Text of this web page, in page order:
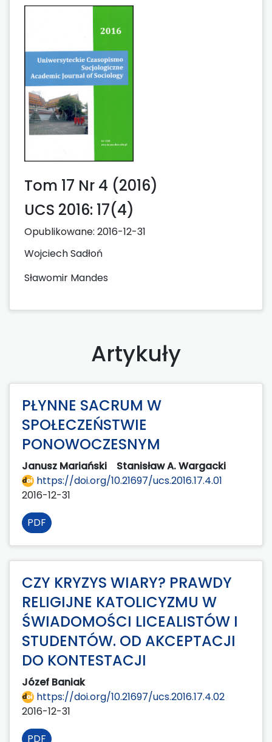
Tom 17 Nr 4 (2016)
UCS 2016: 17(4)
Opublikowane: 2016-12-31
Wojciech Sadłoń
Sławomir Mandes
Artykuły
PŁYNNE SACRUM W
SPOŁECZEŃSTWIE
PONOWOCZESNYM
Janusz Mariański
Stanisław A. Wargacki
https://doi.org/10.21697/ucs.2016.17.4.01
2016-12-31
PDF
CZY KRYZYS WIARY? PRAWDY
RELIGIJNE KATOLICYZMU W
ŚWIADOMOŚCI LICEALISTÓW I
STUDENTÓW. OD AKCEPTACJI
DO KONTESTACJI
Józef Baniak
https://doi.org/10.21697/ucs.2016.17.4.02
2016-12-31
PDF